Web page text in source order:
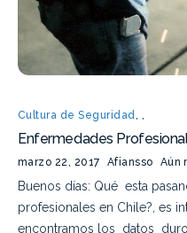
Cultura de Seguridad, ,
Enfermedades
marzo 22, 2017 Afiansso Aún
Buenos días: Qué esta
profesionales en Chile?, es
encontramos los datos